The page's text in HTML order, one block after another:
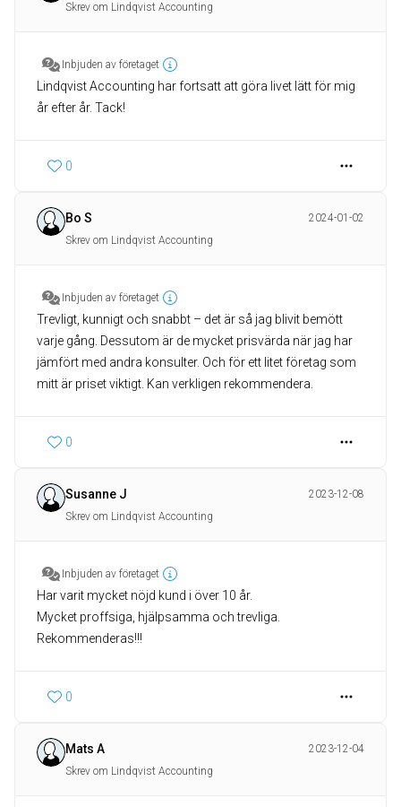
Skrev om Lindqvist Accounting
Inbjuden av företaget
Lindqvist Accounting har fortsatt att göra livet lätt för mig
år efter år. Tack!
0
Bo S
2024-01-02
Skrev om Lindqvist Accounting
Inbjuden av företaget
Trevligt, kunnigt och snabbt – det är så jag blivit bemött
varje gång. Dessutom är de mycket prisvärda när jag har
jämfört med andra konsulter. Och för ett litet företag som
mitt är priset viktigt. Kan verkligen rekommendera.
0
Susanne J
2023-12-08
Skrev om Lindqvist Accounting
Inbjuden av företaget
Har varit mycket nöjd kund i över 10 år.
Mycket proffsiga, hjälpsamma och trevliga.
Rekommenderas!!!
0
Mats A
2023-12-04
Skrev om Lindqvist Accounting